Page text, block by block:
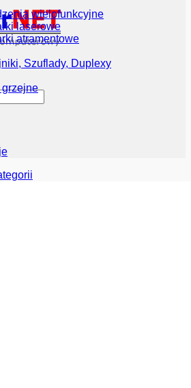
wielofunkcyjne
laserowe
atramentowe
Szuflady, Duplexy
grzejne